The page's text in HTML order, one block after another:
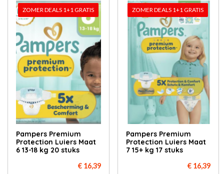
ZOMER DEALS 1+1 GRATIS
Pampers Premium
Protection Luiers Maat
6 13-18 kg 20 stuks
€ 16,39
ZOMER DEALS 1+1 GRATIS
Pampers Premium
Protection Luiers Maat
7 15+ kg 17 stuks
€ 16,39